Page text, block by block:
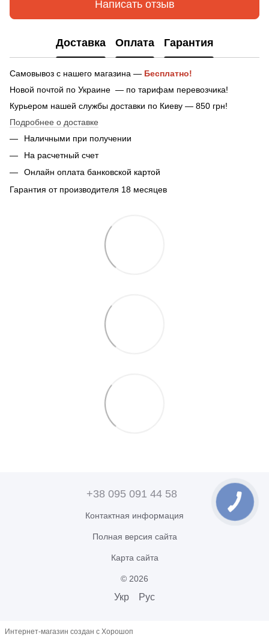
Написать отзыв
Доставка Оплата Гарантия
Самовывоз с нашего магазина — Бесплатно!
Новой почтой по Украине — по тарифам перевозчика!
Курьером нашей службы доставки по Киеву — 850 грн!
Подробнее о доставке
Наличными при получении
На расчетный счет
Онлайн оплата банковской картой
Гарантия от производителя 18 месяцев
+38 095 091 44 58
Контактная информация
Полная версия сайта
Карта сайта
© 2026
Укр Рус
Интернет-магазин создан с Хорошоп